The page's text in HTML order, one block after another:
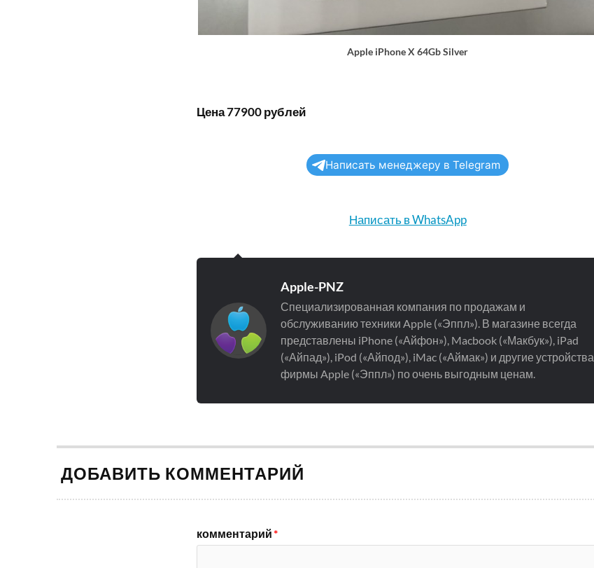
Apple iPhone X 64Gb Silver
Цена 77900 рублей
Написать менеджеру в Telegram
Написать в WhatsApp
Apple-PNZ
Специализированная компания по продажам и
обслуживанию техники Apple («Эппл»). В магазине всегда
представлены iPhone («Айфон»), Macbook («Макбук»), iPad
(«Айпад»), iPod («Айпод»), iMac («Аймак») и другие устройства
фирмы Apple («Эппл») по очень выгодным ценам.
ДОБАВИТЬ КОММЕНТАРИЙ
комментарий*